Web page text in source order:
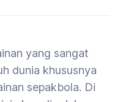
yang sangat
dunia khususnya
sepakbola. Di